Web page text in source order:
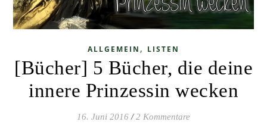
ALLGEMEIN , LISTEN
[Bücher] 5 Bücher, die deine
innere Prinzessin wecken
16. Juni 2016 / 2 Kommentare